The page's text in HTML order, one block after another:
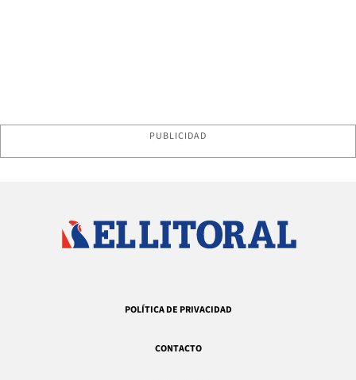
PUBLICIDAD
POLÍTICA DE PRIVACIDAD
CONTACTO